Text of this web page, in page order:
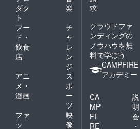
ダク
ト
楽
フー
ド・
飲食
店
チ
ャ
レ
ン
ジ
アニ
メ・
漫画
ス
ポ
ー
ツ
ファ
ッ
映
像
求
クラウドファ
ンディングの
ノウハウを無
料で学ぼう
CAMPFIRE
アカデミー
CA
MP
FI
RE
説
明
会
・